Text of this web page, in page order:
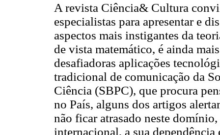
A revista Ciência& Cultura
especialistas para apresentar e
aspectos mais instigantes da
de vista matemático, é ainda
desafiadoras aplicações
tradicional de comunicação da
Ciência (SBPC), que procura
no País, alguns dos artigos
não ficar atrasado neste
internacional, a sua